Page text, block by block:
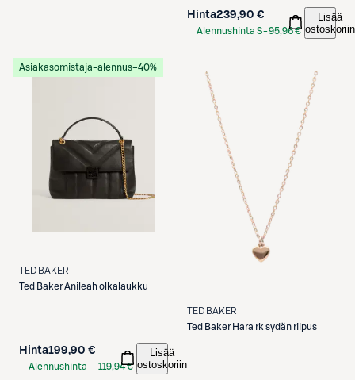
Hinta239,90 €
Alennushinta S-95,96 €
Lisää
ostoskoriin
Asiakasomistaja-alennus−40%
TED BAKER
Ted BakerAnileah olkalaukku
Hinta199,90 €
Alennushinta
119,94 €
Lisää
ostoskoriin
TED BAKER
Ted Baker Hara rk sydän riipus